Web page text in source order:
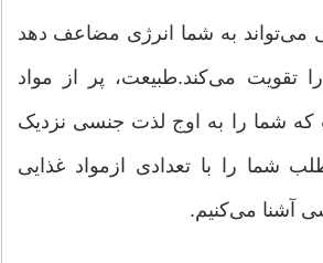
می‌تواند به شما انرژی مضاعف دهد
تقویت می‌کند.طبیعت، پر از مواد
شما را به اوج لذت جنسی نزدیک
شما را با تعدادی ازمواد غذایی
آشنا می‌کنیم.